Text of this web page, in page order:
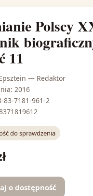
Polscy
11
— Redaktor
2016
83-7181-961-2
do sprawdzenia
o dostępność